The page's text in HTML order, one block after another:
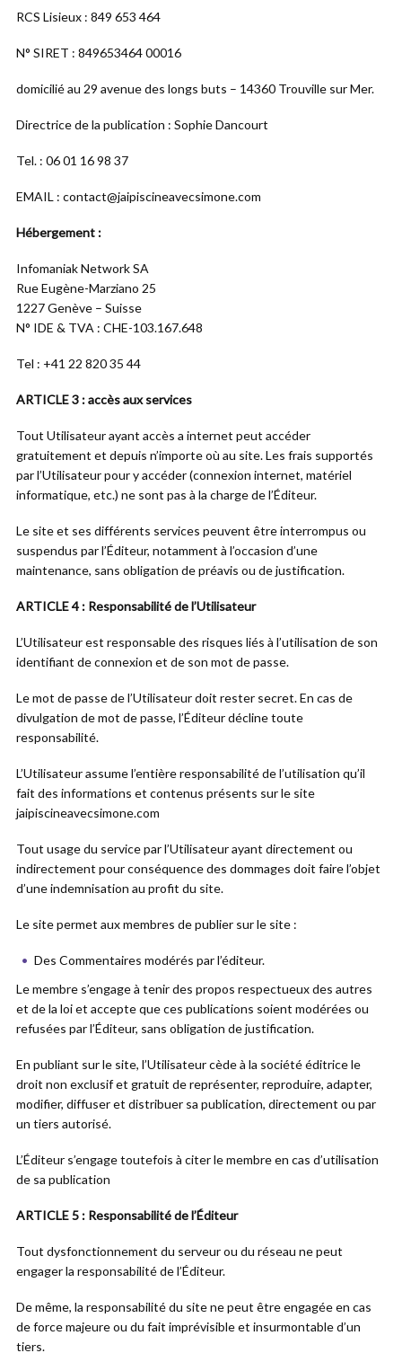
RCS Lisieux : 849 653 464
N° SIRET : 849653464 00016
domicilié au 29 avenue des longs buts – 14360 Trouville sur Mer.
Directrice de la publication : Sophie Dancourt
Tel. : 06 01 16 98 37
EMAIL : contact@jaipiscineavecsimone.com
Hébergement :
Infomaniak Network SA
Rue Eugène-Marziano 25
1227 Genève – Suisse
N° IDE & TVA : CHE-103.167.648
Tel : +41 22 820 35 44
ARTICLE 3 : accès aux services
Tout Utilisateur ayant accès a internet peut accéder
gratuitement et depuis n’importe où au site. Les frais supportés
par l’Utilisateur pour y accéder (connexion internet, matériel
informatique, etc.) ne sont pas à la charge de l’Éditeur.
Le site et ses différents services peuvent être interrompus ou
suspendus par l’Éditeur, notamment à l’occasion d’une
maintenance, sans obligation de préavis ou de justification.
ARTICLE 4 : Responsabilité de l’Utilisateur
L’Utilisateur est responsable des risques liés à l’utilisation de son
identifiant de connexion et de son mot de passe.
Le mot de passe de l’Utilisateur doit rester secret. En cas de
divulgation de mot de passe, l’Éditeur décline toute
responsabilité.
L’Utilisateur assume l’entière responsabilité de l’utilisation qu’il
fait des informations et contenus présents sur le site
jaipiscineavecsimone.com
Tout usage du service par l’Utilisateur ayant directement ou
indirectement pour conséquence des dommages doit faire l’objet
d’une indemnisation au profit du site.
Le site permet aux membres de publier sur le site :
Des Commentaires modérés par l’éditeur.
Le membre s’engage à tenir des propos respectueux des autres
et de la loi et accepte que ces publications soient modérées ou
refusées par l’Éditeur, sans obligation de justification.
En publiant sur le site, l’Utilisateur cède à la société éditrice le
droit non exclusif et gratuit de représenter, reproduire, adapter,
modifier, diffuser et distribuer sa publication, directement ou par
un tiers autorisé.
L’Éditeur s’engage toutefois à citer le membre en cas d’utilisation
de sa publication
ARTICLE 5 : Responsabilité de l’Éditeur
Tout dysfonctionnement du serveur ou du réseau ne peut
engager la responsabilité de l’Éditeur.
De même, la responsabilité du site ne peut être engagée en cas
de force majeure ou du fait imprévisible et insurmontable d’un
tiers.